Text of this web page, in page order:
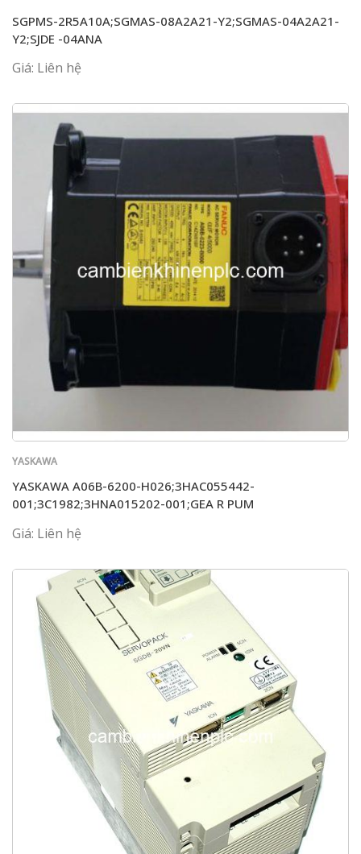
SGPMS-2R5A10A;SGMAS-08A2A21-Y2;SGMAS-04A2A21-
Y2;SJDE -04ANA
Giá: Liên hệ
YASKAWA
YASKAWA A06B-6200-H026;3HAC055442-
001;3C1982;3HNA015202-001;GEA R PUM
Giá: Liên hệ